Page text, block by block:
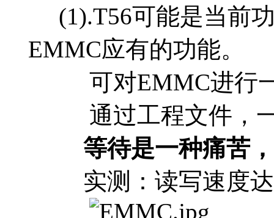
(1).T56可能是当前
EMMC应有的功能。
可对EMMC进行一
通过工程文件，
等待是一种痛苦，
实测：读写速度达